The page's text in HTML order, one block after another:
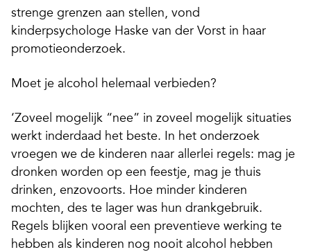
strenge grenzen aan stellen, vond
kinderpsychologe Haske van der Vorst in haar
promotieonderzoek.
Moet je alcohol helemaal verbieden?
‘Zoveel mogelijk “nee” in zoveel mogelijk situaties
werkt inderdaad het beste. In het onderzoek
vroegen we de kinderen naar allerlei regels: mag je
dronken worden op een feestje, mag je thuis
drinken, enzovoorts. Hoe minder kinderen
mochten, des te lager was hun drankgebruik.
Regels blijken vooral een preventieve werking te
hebben als kinderen nog nooit alcohol hebben